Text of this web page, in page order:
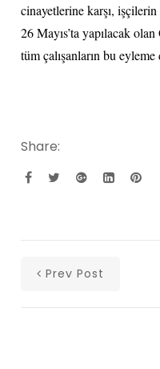
cinayetlerine karşı, işçilerin
26 Mayıs’ta yapılacak
tüm çalışanların bu
Share:
Prev Post